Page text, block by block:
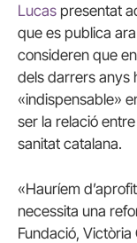
Lucas presentat
que es publica
consideren que
dels darrers anys
«indispensable»
ser la relació
sanitat catalana.
«Hauríem
necessita una
Fundació, Victòria